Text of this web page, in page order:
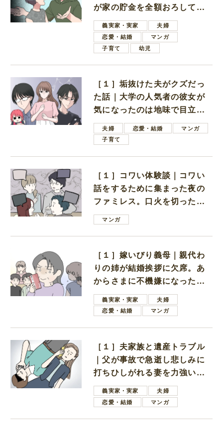
が家の貯金を全額おろしてほ
しいと言ってきた
義実家・実家
夫婦
恋愛・結婚
マンガ
子育て
幼児
［１］垢抜けた夫がクズだっ
た話｜大学の人気者の彼女が
気になったのは地味で目立た
ない男子学生
夫婦 恋愛・結婚
マンガ
子育て
［１］コワい体験談｜コワい
話をするために集まった夜の
ファミレス。口火を切ったの
は電車好きの男の子ママ
マンガ
［１］嫁いびり義母｜親代わ
りの姉が結婚挨拶に欠席。あ
からさまに不機嫌になった義
母義実家・実家
夫婦
恋愛・結婚
マンガ
［１］夫家族と遺産トラブル
｜父が事故で急逝し悲しみに
打ちひしがれる妻を力強い言
葉で励ます夫
義実家・実家
夫婦
恋愛・結婚
マンガ